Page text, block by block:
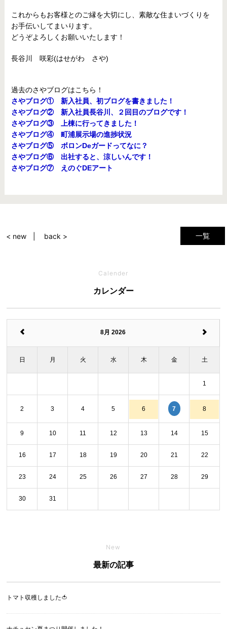
これからもお客様とのご縁を大切にし、素敵な住まいづくりを
お手伝いしてまいります。
どうぞよろしくお願いいたします！
長谷川 咲彩(はせがわ さや)
過去のさやブログはこちら！
さやブログ① 新入社員、初ブログを書きました！
さやブログ② 新入社員長谷川、２回目のブログです！
さやブログ③ 上棟に行ってきました ！
さやブログ④ 町浦展示場の進捗状況
さやブログ⑤ ボロンDeガードってなに？
さやブログ⑥ 出社すると、涼しいんです！
さやブログ⑦ えのぐDEアート
一覧
< new back >
Calender
カレンダー
8月 2026
日 月 火 水 木 金 土
1
2 3 4 5 6 7 8
9 10 11 12 13 14 15
16 17 18 19 20 21 22
23 24 25 26 27 28 29
30 31
New
最新の記事
トマト収穫しました🍅